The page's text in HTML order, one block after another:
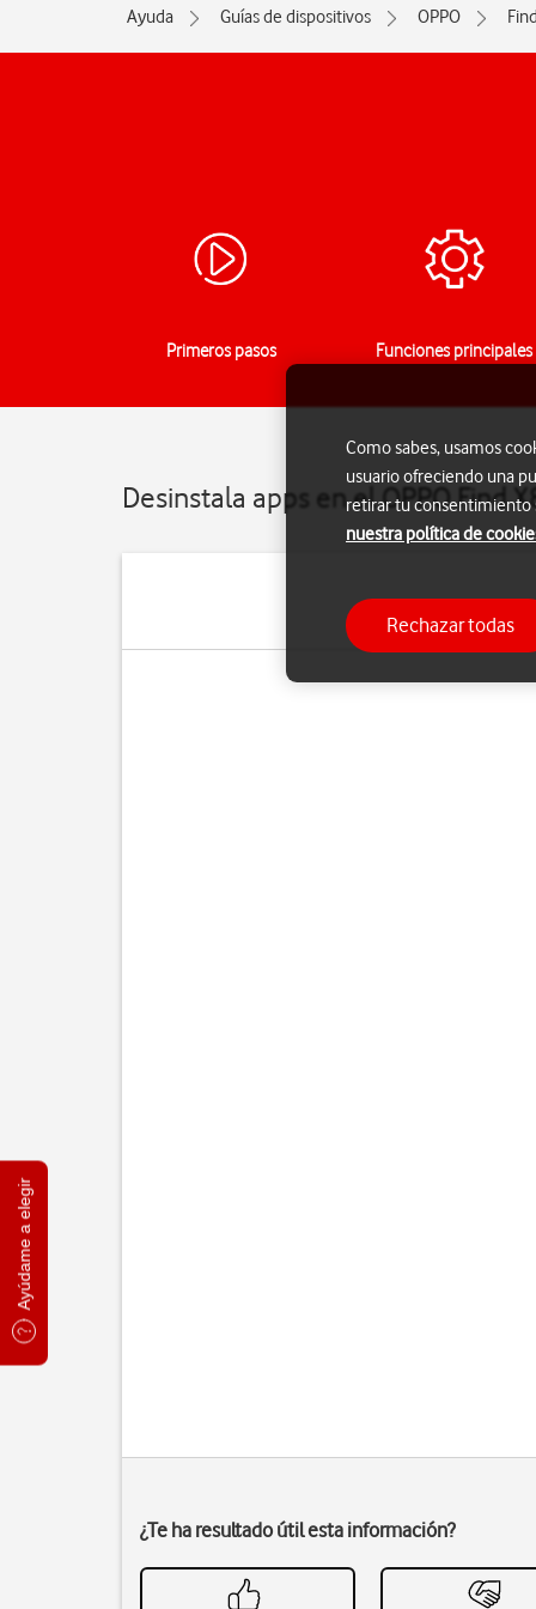
Ayúdame a elegir
Ayuda Guías de dispositivos OPPO
Primeros pasos Funciones principales
Desinstala apps en el OPPO Find
¿Te ha resultado útil esta información?
Como sabes, usamos
usuario ofreciendo una
retirar tu consentimiento
nuestra política de
Rechazar todas